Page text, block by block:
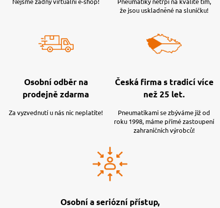
že jsou uskladněné na sluníčku!
Osobní odběr na
prodejně zdarma
Za vyzvednutí u nás nic neplatíte!
Česká firma s tradicí více
než 25 let.
Pneumatikami se zbýváme již od
roku 1998, máme přímé zastoupení
zahraničních výrobců!
Osobní a seriózní přístup,